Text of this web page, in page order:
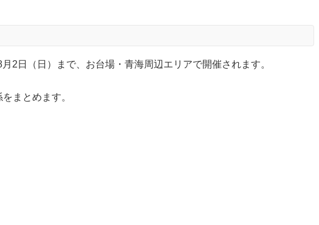
2日（日）まで、お台場・青海周辺エリアで開催されます。
まとめます。